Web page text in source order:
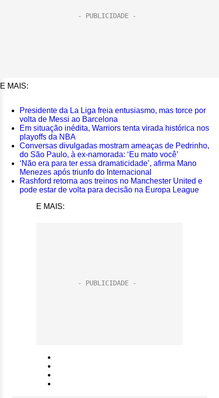
E MAIS:
Presidente da La Liga freia entusiasmo, mas torce por
volta de Messi ao Barcelona
Em situação inédita, Warriors tenta virada histórica nos
playoffs da NBA
Conversas divulgadas mostram ameaças de Pedrinho,
do São Paulo, à ex-namorada: ‘Eu mato você’
‘Não era para ter essa dramaticidade’, afirma Mano
Menezes após triunfo do Internacional
Rashford retorna aos treinos no Manchester United e
pode estar de volta para decisão na Europa League
E MAIS: